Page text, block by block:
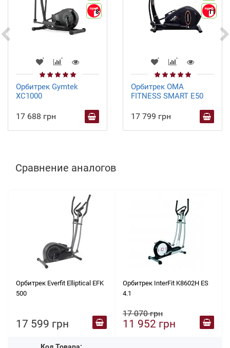
8
Орбитрек Gymtek
XC1000
17 688 грн
11
Орбитрек OMA
FITNESS SMART E50
17 799 грн
Сравнение аналогов
Орбитрек Everfit Elliptical EFK
500
17 599 грн
Код Товара:
Орбитрек InterFit K8602H ES
4.1
17 070 грн
11 952 грн